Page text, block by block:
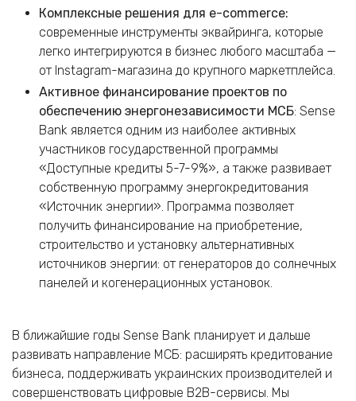
Комплексные решения для e-commerce:
современные инструменты эквайринга, которые
легко интегрируются в бизнес любого масштаба —
от Instagram-магазина до крупного маркетплейса.
Активное финансирование проектов по
обеспечению энергонезависимости МСБ: Sense
Bank является одним из наиболее активных
участников государственной программы
«Доступные кредиты 5-7-9%», а также развивает
собственную программу энергокредитования
«Источник энергии». Программа позволяет
получить финансирование на приобретение,
строительство и установку альтернативных
источников энергии: от генераторов до солнечных
панелей и когенерационных установок.
В ближайшие годы Sense Bank планирует и дальше
развивать направление МСБ: расширять кредитование
бизнеса, поддерживать украинских производителей и
совершенствовать цифровые B2B-сервисы. Мы